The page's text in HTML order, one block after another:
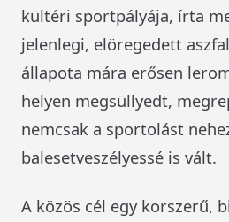
kültéri sportpályája, írta
jelenlegi, elöregedett
állapota mára erősen
helyen megsüllyedt,
nemcsak a sportolást
balesetveszélyessé is vált.
A közös cél egy korszerű,